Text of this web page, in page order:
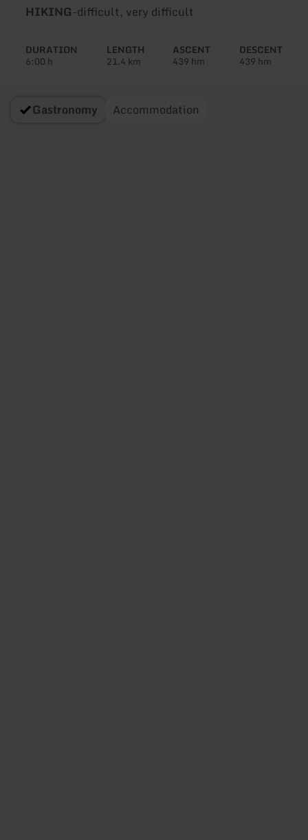
Type
tour:
HIKING-Difficulty:
difficult, very difficult
DURATION
6:00 h
LENGTH
21.4 km
ASCENT
439 hm
DESCENT
439 hm
Gastronomy Accommodation